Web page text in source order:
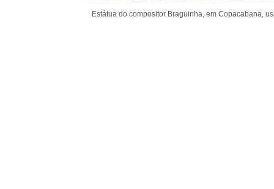
Estátua do compositor Braguinha, em Copacabana,